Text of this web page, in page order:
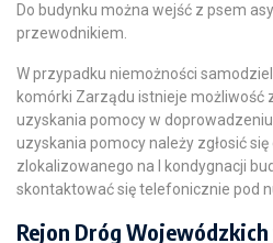
Do budynku można wejść z psem
przewodnikiem.
W przypadku niemożności
komórki Zarządu istnieje możliwość
uzyskania pomocy w
uzyskania pomocy należy zgłosić
zlokalizowanego na I kondygnacji
skontaktować się telefonicznie pod
Rejon Dróg